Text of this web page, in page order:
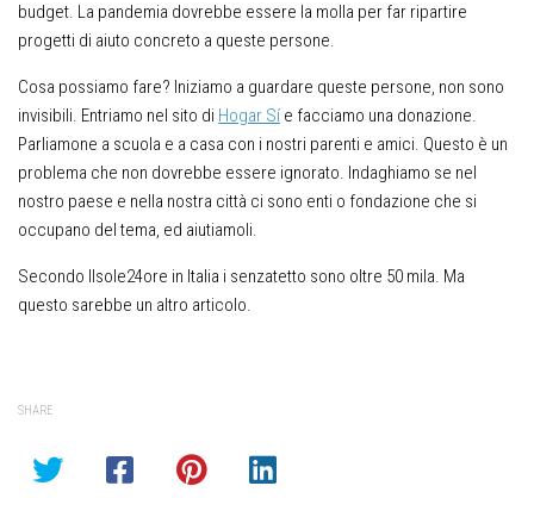
budget. La pandemia dovrebbe essere la molla per far ripartire
progetti di aiuto concreto a queste persone.
Cosa possiamo fare? Iniziamo a guardare queste persone, non sono
invisibili. Entriamo nel sito di Hogar Sí e facciamo una donazione.
Parliamone a scuola e a casa con i nostri parenti e amici. Questo è un
problema che non dovrebbe essere ignorato. Indaghiamo se nel
nostro paese e nella nostra città ci sono enti o fondazione che si
occupano del tema, ed aiutiamoli.
Secondo Ilsole24ore in Italia i senzatetto sono oltre 50 mila. Ma
questo sarebbe un altro articolo.
SHARE